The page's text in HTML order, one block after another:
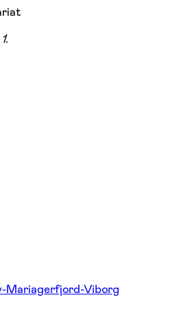
Mariagerfjord-Viborg